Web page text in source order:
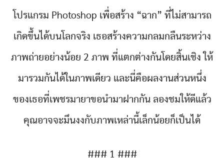
โปรแกรม Photoshop เพื่อสร้าง “ฉาก” ที่ไม่สามารถ
เกิดขึ้นได้บนโลกจริง เธอสร้างความกลมกลืนระหว่าง
ภาพถ่ายอย่างน้อย 2 ภาพ ที่แตกต่างกันโดยสิ้นเชิง ให้
มารวมกันได้ในภาพเดียว และนี่คือผลงานส่วนหนึ่ง
ของเธอที่เพชรมายาขอนำมาฝากกัน ลองชมให้ดีแล้ว
คุณอาจจะมึนงงกับภาพเหล่านี้เล็กน้อยก็เป็นได้
### 1 ###